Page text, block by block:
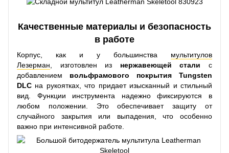
Качественные материалы и безопасность
в работе
Корпус, как и у большинства мультитулов
Лезерман, изготовлен из нержавеющей стали с
добавлением вольфрамового покрытия Tungsten
DLC на рукоятках, что придает изысканный и стильный
вид. Функции инструмента надежно фиксируются в
любом положении. Это обеспечивает защиту от
случайного закрытия или выпадения, что особенно
важно при интенсивной работе.